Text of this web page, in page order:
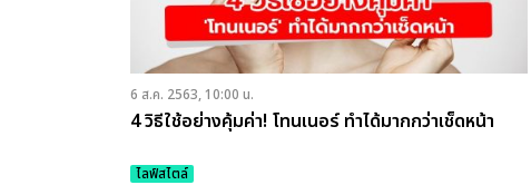
6 ส.ค. 2563, 10:00 น.
4 วิธีใช้อย่างคุ้มค่า! โทนเนอร์ ทำได้มากกว่าเช็ดหน้า
ไลฟ์สไตล์